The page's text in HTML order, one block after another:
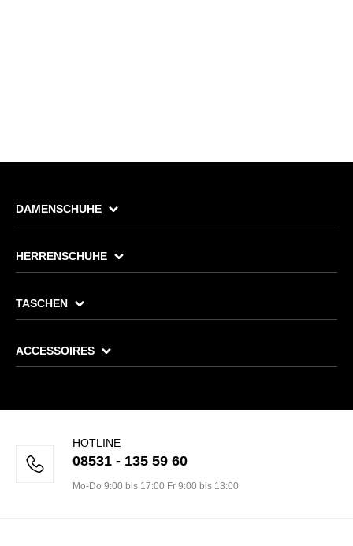
DAMENSCHUHE
HERRENSCHUHE
TASCHEN
ACCESSOIRES
HOTLINE
08531 - 135 59 60
Mo-Do 9:00 bis 17:00 Fr 9:00 bis 13:00